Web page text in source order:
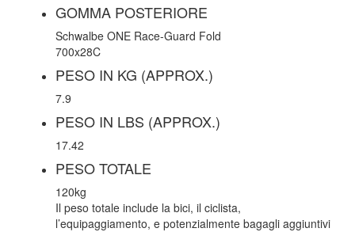
GOMMA POSTERIORE
Schwalbe ONE Race-Guard Fold
700x28C
PESO IN KG (APPROX.)
7.9
PESO IN LBS (APPROX.)
17.42
PESO TOTALE
120kg
Il peso totale include la bici, il ciclista,
l’equipaggiamento, e potenzialmente bagagli aggiuntivi